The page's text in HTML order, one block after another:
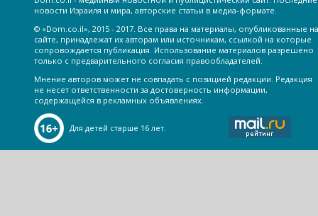
новости Израиля и мира, авторские статьи в медиа-формате.
© «Dom.co.il», 2015 - 2017. Все права на материалы, опубликованные на
сайте, принадлежат их авторам или источникам, ссылкой на которые
сопровождается публикация. Использование материалов разрешено
только с предварительного согласия правообладателей.
Мнение авторов может не совпадать с позицией редакции. Редакция
не несет ответственности за достоверность информации,
содержащейся в рекламных объявлениях.
Для детей старше 16 лет.